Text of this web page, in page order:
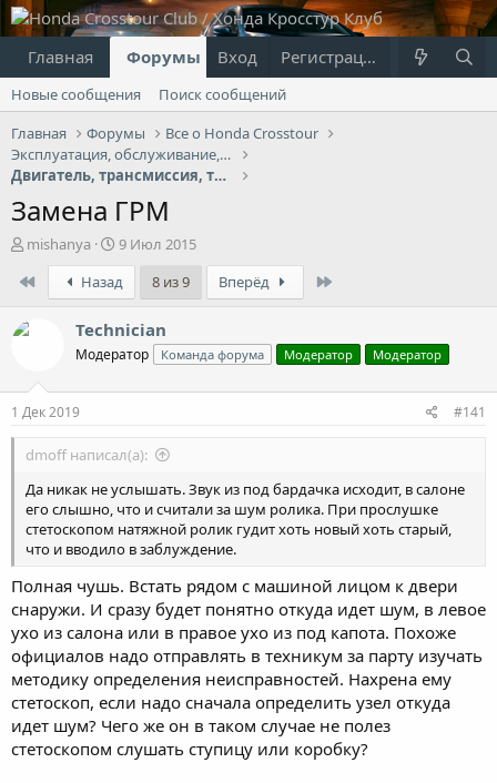
Главная Форумы Что нового?
Вход Регистрация
Новые сообщения
Поиск сообщений
Главная
Форумы
Все о Honda Crosstour
Эксплуатация, обслуживание, ремонт
Двигатель, трансмиссия, топливная система
Замена ГРМ
А
т
р
т
ы
mishanya
Д
а
т
а
н
а
ч
9 Июл 2015
Назад 8 из 9 Вперёд
Technician
Модератор Команда форума Модератор Модератор
1 Дек 2019 #141
dmoff написал(а):
Да никак не услышать. Звук из под бардачка исходит, в салоне
его слышно, что и считали за шум ролика. При прослушке
стетоскопом натяжной ролик гудит хоть новый хоть старый,
что и вводило в заблуждение.
Полная чушь. Встать рядом с машиной лицом к двери
снаружи. И сразу будет понятно откуда идет шум, в левое
ухо из салона или в правое ухо из под капота. Похоже
официалов надо отправлять в техникум за парту изучать
методику определения неисправностей. Нахрена ему
стетоскоп, если надо сначала определить узел откуда
идет шум? Чего же он в таком случае не полез
стетоскопом слушать ступицу или коробку?